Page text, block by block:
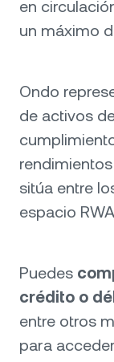
en
un máximo
Ondo
de activos
sitúa entre
espacio
Puedes
crédito o
entre otros
para